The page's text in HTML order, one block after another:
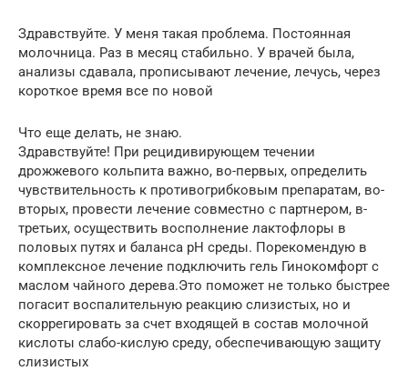
Здравствуйте. У меня такая проблема. Постоянная
молочница. Раз в месяц стабильно. У врачей была,
анализы сдавала, прописывают лечение, лечусь, через
короткое время все по новой
Что еще делать, не знаю.
Здравствуйте! При рецидивирующем течении
дрожжевого кольпита важно, во-первых, определить
чувствительность к противогрибковым препаратам, во-
вторых, провести лечение совместно с партнером, в-
третьих, осуществить восполнение лактофлоры в
половых путях и баланса рН среды. Порекомендую в
комплексное лечение подключить гель Гинокомфорт с
маслом чайного дерева.Это поможет не только быстрее
погасит воспалительную реакцию слизистых, но и
скоррегировать за счет входящей в состав молочной
кислоты слабо-кислую среду, обеспечивающую защиту
слизистых